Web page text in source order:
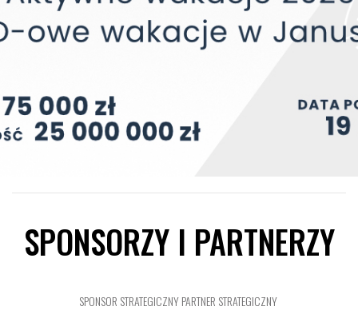
SPONSORZY I PARTNERZY
SPONSOR STRATEGICZNYPARTNER STRATEGICZNY